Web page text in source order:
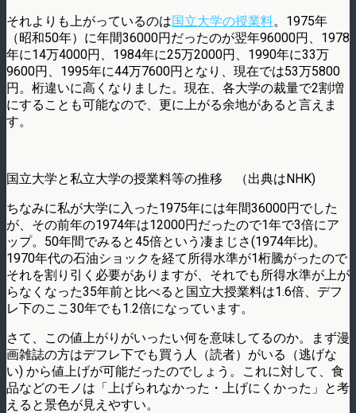
それよりも上がっているのは国立大学の授業料。1975年
（昭和50年）に年間36000円だったのが翌年96000円、1978
年に14万4000円、1984年に25万2000円、1990年に33万
9600円、1995年に44万7600円となり、現在では53万5800
円。桁違いに高くなりました。現在、各大学の裁量で2割増
にすることも可能なので、更に上がる余地があると言えま
す。
国立大学と私立大学の授業料等の推移 （出典はNHK)
ちなみに私が大学に入った1975年には年間36000円でした
が、その前年の1974年は12000円だったので1年で3倍にア
ップ。50年間でみると45倍という凄まじさ(1974年比)。
1970年代の石油ショックを経て所得水準が1桁騰がったので
それを割り引く必要がありますが、それでも所得水準が上が
らなくなった35年前と比べると国立大授業料は1.6倍、デフ
レ下のここ30年でも1.2倍になっています。
さて、この値上がりがいったい何を意味してるのか。まず漫
画雑誌の方はデフレ下でも買う人（読者）がいる（逃げな
い) から値上げが可能だったのでしょう。これに対して、食
品などのモノは「上げられなかった・上げにくかった」と考
えると景色が見えやすい。